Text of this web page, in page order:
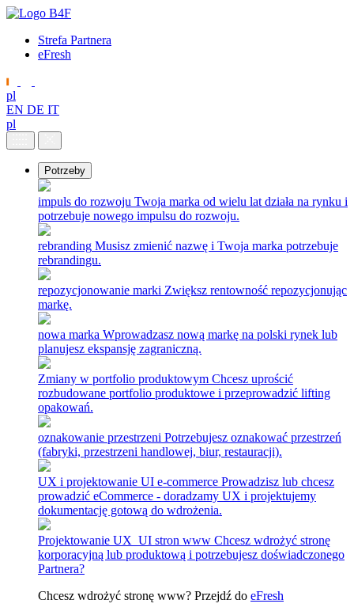
Strefa Partnera
eFresh
pl
EN DE IT
pl
Potrzeby
impuls do rozwoju Twoja marka od wielu lat działa na rynku i
potrzebuje nowego impulsu do rozwoju.
rebranding Musisz zmienić nazwę i Twoja marka potrzebuje
rebrandingu.
repozycjonowanie marki Zwiększ rentowność repozycjonując
markę.
nowa marka Wprowadzasz nową markę na polski rynek lub
planujesz ekspansję zagraniczną.
Zmiany w portfolio produktowym Chcesz uprościć
rozbudowane portfolio produktowe i przeprowadzić lifting
opakowań.
oznakowanie przestrzeni Potrzebujesz oznakować przestrzeń
(fabryki, przestrzeni handlowej, biur, restauracji).
UX i projektowanie UI e-commerce Prowadzisz lub chcesz
prowadzić eCommerce - doradzamy UX i projektujemy
dokumentację gotową do wdrożenia.
Projektowanie UX_UI stron www Chcesz wdrożyć stronę
korporacyjną lub produktową i potrzebujesz doświadczonego
Partnera?
Chcesz wdrożyć stronę www? Przejdź do eFresh